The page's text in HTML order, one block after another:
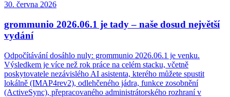
30. června 2026
grommunio 2026.06.1 je tady – naše dosud největší
vydání
Odpočítávání dosáhlo nuly: grommunio 2026.06.1 je venku.
Výsledkem je více než rok práce na celém stacku, včetně
poskytovatele nezávislého AI asistenta, kterého můžete spustit
lokálně (IMAP4rev2), odlehčeného jádra, funkce zosobnění
(ActiveSync), přepracovaného administrátorského rozhraní v